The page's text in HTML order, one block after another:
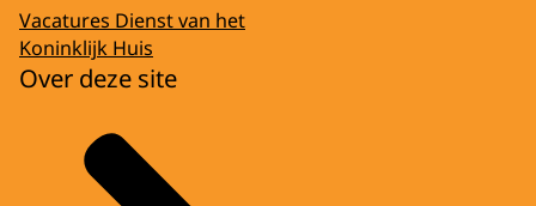
Vacatures Dienst van het
Koninklijk Huis
Over deze site